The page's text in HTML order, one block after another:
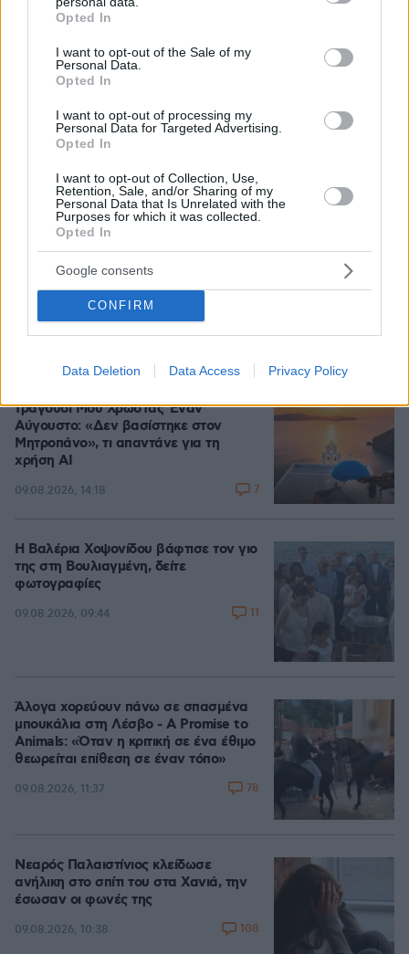
grant or deny consent to Google and its third-party tags to
use your data for below specified purposes in below Google
consent section.
Opted In
I want to opt-out of the Sale of my
Personal Data.
Opted In
I want to opt-out of processing my
Personal Data for Targeted Advertising.
Opted In
I want to opt-out of Collection, Use,
Retention, Sale, and/or Sharing of my
Personal Data that Is Unrelated with the
Purposes for which it was collected.
Opted In
Google consents
CONFIRM
Data Deletion Data Access Privacy Policy
για να τους σταματήσουν
Οι τελευταίες μέρες της 49χρονης
TikToker που διαγνώστηκε με
Αλτσχάιμερ και επέλεξε την ιατρικώς
υποβοηθούμενη αυτοκτονία
Το σπίτι του τρόμου στο Άινταχο: Η
νύχτα που τέσσερις φοιτητές
δολοφονήθηκαν μέσα σε λίγα λεπτά
09.08.2026, 08:33
τραγούδι Μου Χρωστάς Έναν
Αύγουστο: «Δεν βασίστηκε στον
Μητροπάνο», τι απαντάνε για τη
χρήση AI
09.08.2026, 14:18 7
Η Βαλέρια Χοψονίδου βάφτισε τον γιο
της στη Βουλιαγμένη, δείτε
φωτογραφίες
09.08.2026, 09:44 11
Άλογα χορεύουν πάνω σε σπασμένα
μπουκάλια στη Λέσβο - A Promise to
Animals: «Όταν η κριτική σε ένα έθιμο
θεωρείται επίθεση σε έναν τόπο»
09.08.2026, 11:37 78
Νεαρός Παλαιστίνιος κλείδωσε
ανήλικη στο σπίτι του στα Χανιά, την
έσωσαν οι φωνές της
09.08.2026, 10:38 108